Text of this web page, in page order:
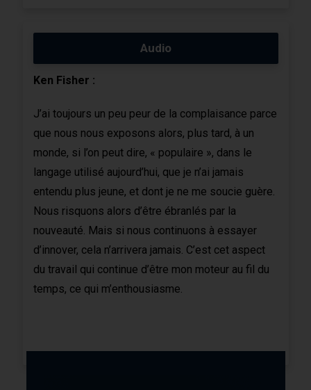
Audio
Ken Fisher :
J’ai toujours un peu peur de la complaisance parce
que nous nous exposons alors, plus tard, à un
monde, si l’on peut dire, « populaire », dans le
langage utilisé aujourd’hui, que je n’ai jamais
entendu plus jeune, et dont je ne me soucie guère.
Nous risquons alors d’être ébranlés par la
nouveauté. Mais si nous continuons à essayer
d’innover, cela n’arrivera jamais. C’est cet aspect
du travail qui continue d’être mon moteur au fil du
temps, ce qui m’enthousiasme.